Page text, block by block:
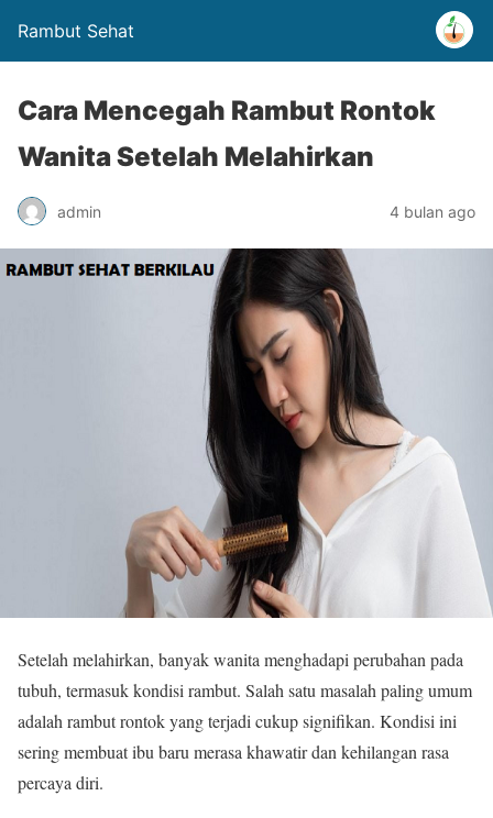
Rambut Sehat
Cara Mencegah Rambut Rontok
Wanita Setelah Melahirkan
admin 4 bulan ago
Setelah melahirkan, banyak wanita menghadapi perubahan pada
tubuh, termasuk kondisi rambut. Salah satu masalah paling umum
adalah rambut rontok yang terjadi cukup signifikan. Kondisi ini
sering membuat ibu baru merasa khawatir dan kehilangan rasa
percaya diri.